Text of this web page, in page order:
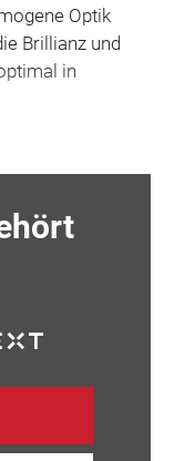
Optik
Brillianz und
in